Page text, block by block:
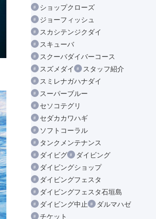
ショップクローズ
ジョーフィッシュ
スカシテンジクダイ
スキューバ
スクーバダイバーコース
スズメダイ
スタッフ紹介
スミレナガハナダイ
スーパーブルー
セソコテグリ
セダカカワハギ
ソフトコーラル
タンクメンテナンス
ダイビグ
ダイビング
ダイビングショップ
ダイビングフェスタ
ダイビングフェスタ石垣島
ダイビング中止
ダルマハゼ
チケット